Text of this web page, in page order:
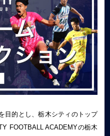
目的とし、栃木シティのトップ
FOOTBALL ACADEMYの栃木